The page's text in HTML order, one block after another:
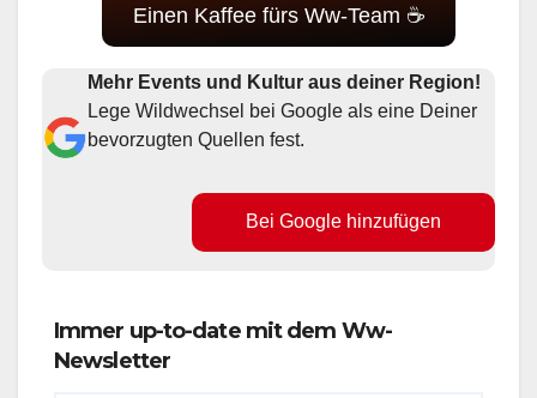
Einen Kaffee fürs Ww-Team ☕
Mehr Events und Kultur aus deiner Region!
Lege Wildwechsel bei Google als eine Deiner
bevorzugten Quellen fest.
Bei Google hinzufügen
Immer up-to-date mit dem Ww-
Newsletter